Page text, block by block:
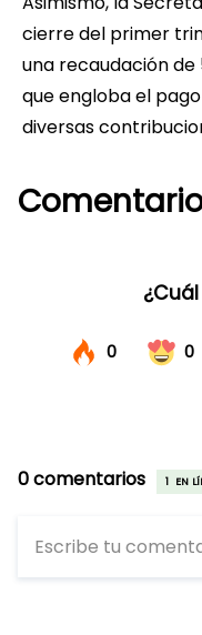
cierre del primer
una recaudación de
que engloba el
diversas